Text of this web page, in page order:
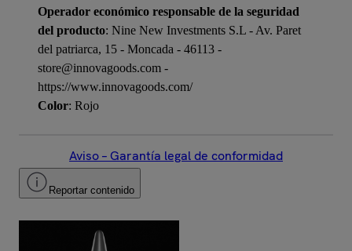
Operador económico responsable de la seguridad
del producto: Nine New Investments S.L - Av. Paret
del patriarca, 15 - Moncada - 46113 -
store@innovagoods.com -
https://www.innovagoods.com/
Color: Rojo
Aviso – Garantía legal de conformidad
Reportar contenido